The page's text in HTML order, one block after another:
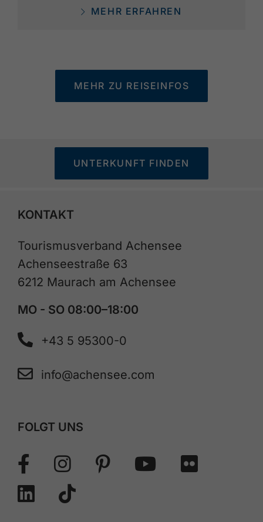
MEHR ERFAHREN
MEHR ZU REISEINFOS
UNTERKUNFT FINDEN
KONTAKT
Tourismusverband Achensee
Achenseestraße 63
6212 Maurach am Achensee
MO - SO 08:00–18:00
+43 5 95300-0
info@achensee.com
FOLGT UNS